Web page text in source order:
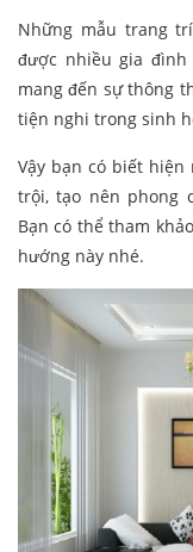
Những mẫu trang trí
được nhiều gia
mang đến sự thông
tiện nghi trong sinh
Vậy bạn có biết
trội, tạo nên phong
Bạn có thể tham
hướng này nhé.